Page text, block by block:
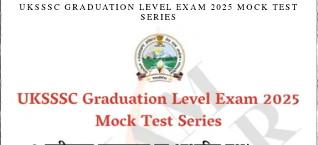
UKSSSC GRADUATION LEVEL EXAM 2025 MOCK TEST
SERIES